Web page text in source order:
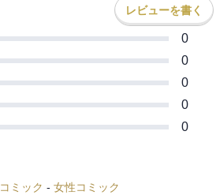
レビューを書く
0
0
0
0
0
コミック - 女性コミック